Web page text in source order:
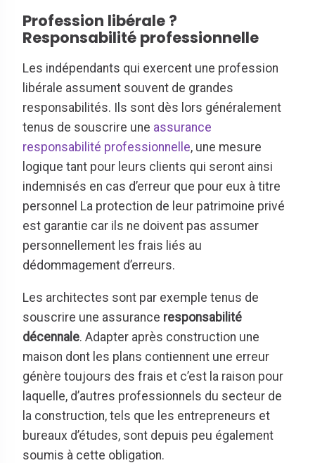
Profession libérale ?
Responsabilité professionnelle
Les indépendants qui exercent une profession
libérale assument souvent de grandes
responsabilités. Ils sont dès lors généralement
tenus de souscrire une assurance
responsabilité professionnelle, une mesure
logique tant pour leurs clients qui seront ainsi
indemnisés en cas d’erreur que pour eux à titre
personnel La protection de leur patrimoine privé
est garantie car ils ne doivent pas assumer
personnellement les frais liés au
dédommagement d’erreurs.
Les architectes sont par exemple tenus de
souscrire une assurance responsabilité
décennale. Adapter après construction une
maison dont les plans contiennent une erreur
génère toujours des frais et c’est la raison pour
laquelle, d’autres professionnels du secteur de
la construction, tels que les entrepreneurs et
bureaux d’études, sont depuis peu également
soumis à cette obligation.